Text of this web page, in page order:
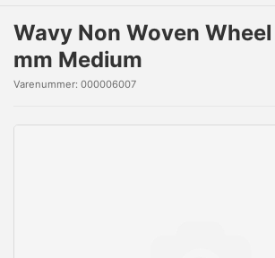
Wavy Non Woven
mm Medium
Varenummer: 000006007